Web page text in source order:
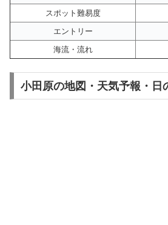
スポット難易度
エントリー
海流・流れ
小田原の地図・天気予報・日